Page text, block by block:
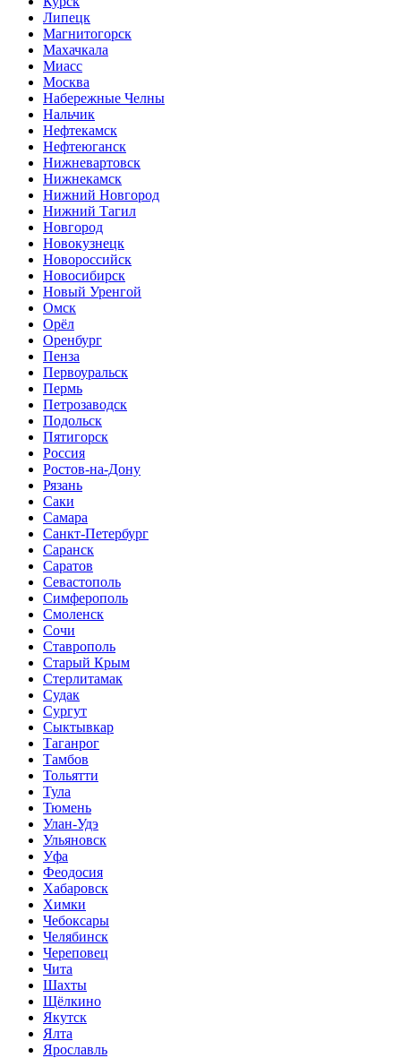
Липецк
Магнитогорск
Махачкала
Миасс
Москва
Набережные Челны
Нальчик
Нефтекамск
Нефтеюганск
Нижневартовск
Нижнекамск
Нижний Новгород
Нижний Тагил
Новгород
Новокузнецк
Новороссийск
Новосибирск
Новый Уренгой
Омск
Орёл
Оренбург
Пенза
Первоуральск
Пермь
Петрозаводск
Подольск
Пятигорск
Россия
Ростов-на-Дону
Рязань
Саки
Самара
Санкт-Петербург
Саранск
Саратов
Севастополь
Симферополь
Смоленск
Сочи
Ставрополь
Старый Крым
Стерлитамак
Судак
Сургут
Сыктывкар
Таганрог
Тамбов
Тольятти
Тула
Тюмень
Улан-Удэ
Ульяновск
Уфа
Феодосия
Хабаровск
Химки
Чебоксары
Челябинск
Череповец
Чита
Шахты
Щёлкино
Якутск
Ялта
Ярославль